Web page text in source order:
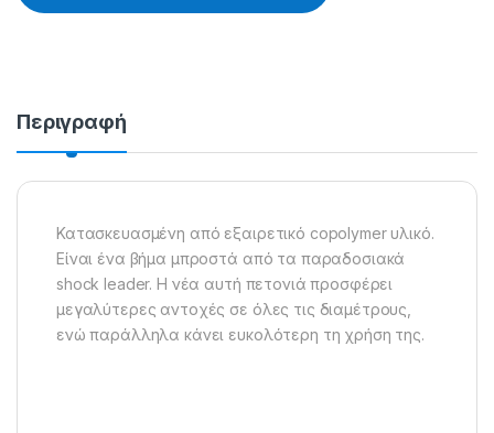
Περιγραφή
Κατασκευασμένη από εξαιρετικό copolymer υλικό.
Είναι ένα βήμα μπροστά από τα παραδοσιακά
shock leader. Η νέα αυτή πετονιά προσφέρει
μεγαλύτερες αντοχές σε όλες τις διαμέτρους,
ενώ παράλληλα κάνει ευκολότερη τη χρήση της.